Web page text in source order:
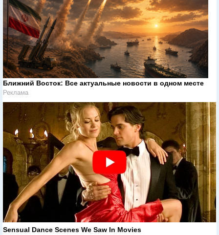
Ближний Восток: Все актуальные новости в одном месте
Реклама
Sensual Dance Scenes We Saw In Movies